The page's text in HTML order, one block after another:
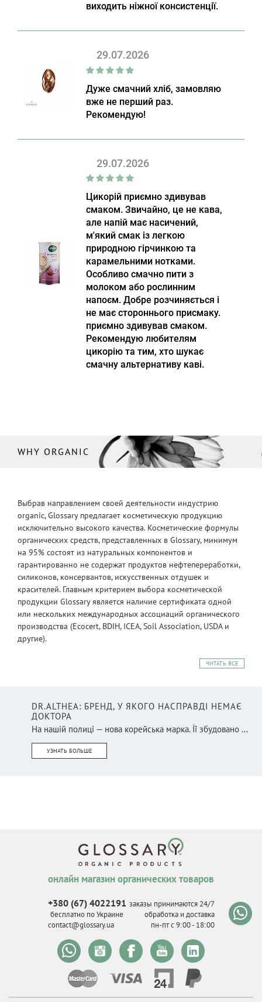
виходить ніжної консистенції.
29.07.2026
Дуже смачний хліб, замовляю
вже не перший раз.
Рекомендую!
29.07.2026
Цикорій приємно здивував
смаком. Звичайно, це не кава,
але напій має насичений,
м'який смак із легкою
природною гірчинкою та
карамельними нотками.
Особливо смачно пити з
молоком або рослинним
напоєм. Добре розчиняється і
не має стороннього присмаку.
приємно здивував смаком.
Рекомендую любителям
цикорію та тим, хто шукає
смачну альтернативу каві.
WHY ORGANIC
Выбрав направлением своей деятельности индустрию
organic, Glossary предлагает косметическую продукцию
исключительно высокого качества. Косметические формулы
органических средств, представленных в Glossary, минимум
на 95% состоят из натуральных компонентов и
гарантированно не содержат продуктов нефтепереработки,
силиконов, консервантов, искусственных отдушек и
красителей. Главным критерием выбора косметической
продукции Glossary является наличие сертификата одной
или нескольких международных ассоциаций органического
производства (Ecocert, BDIH, ICEA, Soil Association, USDA и
другие).
ЧИТАТЬ ВСЕ
DR.ALTHEA: БРЕНД, У ЯКОГО НАСПРАВДІ НЕМАЄ
ДОКТОРА
На нашій полиці — нова корейська марка. Її збудовано ...
УЗНАТЬ БОЛЬШЕ
онлайн магазин органических товаров
+380 (67) 4022191
бесплатно по Украине
contact@glossary.ua
заказы принимаются 24/7
обработка и доставка
пн-пт с 9:00 - 18:00